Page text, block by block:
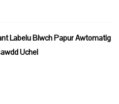
Labelu Blwch Papur Awtomatig
Uchel